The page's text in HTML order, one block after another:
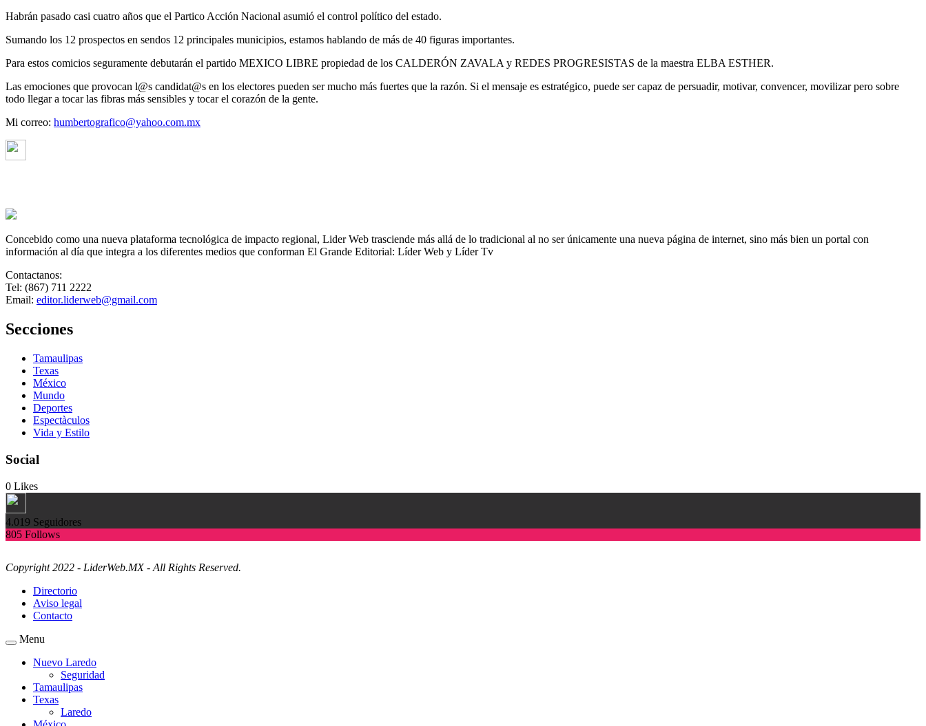
Habrán pasado casi cuatro años que el Partico Acción Nacional asumió el control político del estado.
Sumando los 12 prospectos en sendos 12 principales municipios, estamos hablando de más de 40 figuras importantes.
Para estos comicios seguramente debutarán el partido MEXICO LIBRE propiedad de los CALDERÓN ZAVALA y REDES PROGRESISTAS de la maestra ELBA ESTHER.
Las emociones que provocan l@s candidat@s en los electores pueden ser mucho más fuertes que la razón. Si el mensaje es estratégico, puede ser capaz de persuadir, motivar, convencer, movilizar pero sobre
todo llegar a tocar las fibras más sensibles y tocar el corazón de la gente.
Mi correo: humbertografico@yahoo.com.mx
Concebido como una nueva plataforma tecnológica de impacto regional, Lider Web trasciende más allá de lo tradicional al no ser únicamente una nueva página de internet, sino más bien un portal con
información al día que integra a los diferentes medios que conforman El Grande Editorial: Líder Web y Líder Tv
Contactanos:
Tel: (867) 711 2222
Email: editor.liderweb@gmail.com
Secciones
Tamaulipas
Texas
México
Mundo
Deportes
Espectàculos
Vida y Estilo
Social
0 Likes
4.019 Seguidores
805 Follows
Copyright 2022 - LiderWeb.MX - All Rights Reserved.
Directorio
Aviso legal
Contacto
Menu
Nuevo Laredo
Seguridad
Tamaulipas
Texas
Laredo